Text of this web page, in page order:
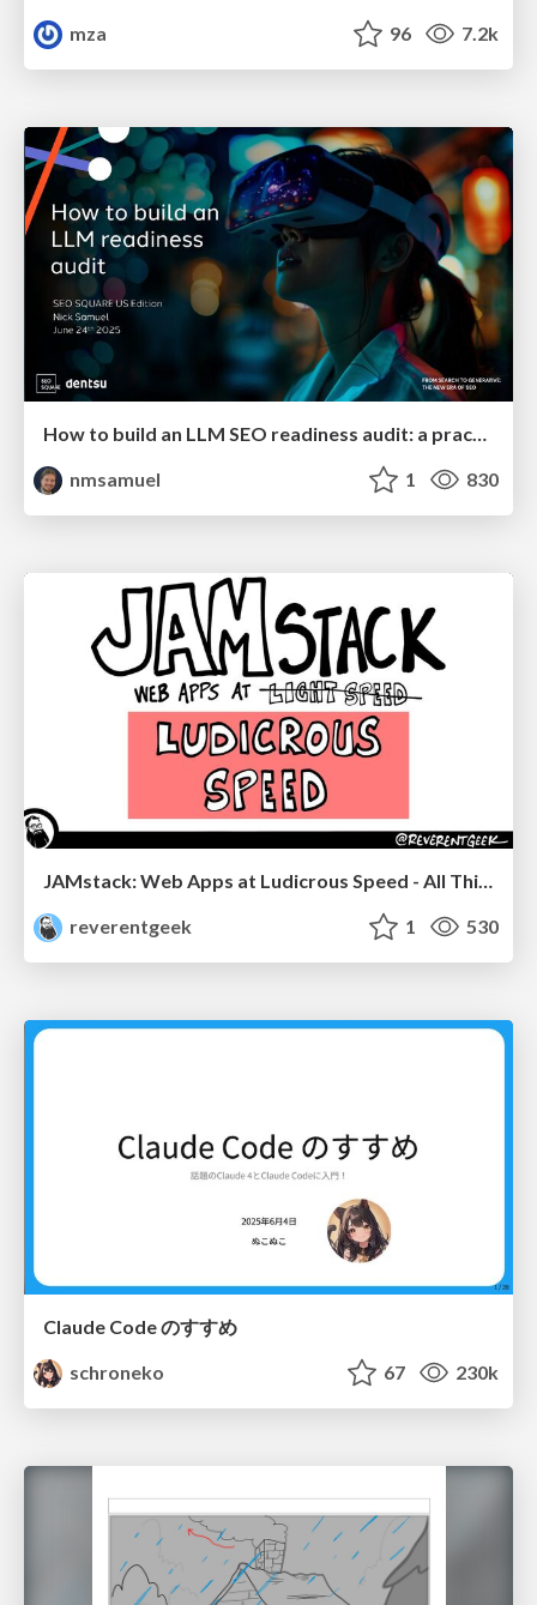
mza
96 7.2k
How to build an LLM SEO readiness audit: a practical framework
nmsamuel
1 830
reverentgeek
1 530
Claude Code のすすめ
schroneko
67 230k